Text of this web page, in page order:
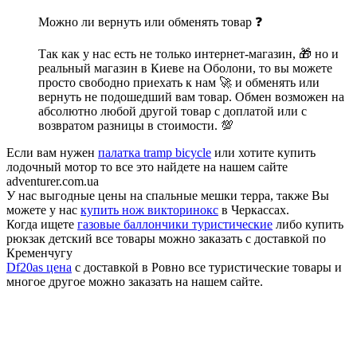
Можно ли вернуть или обменять товар ❓
Так как у нас есть не только интернет-магазин, 🎁 но и
реальный магазин в Киеве на Оболони, то вы можете
просто свободно приехать к нам 🚀 и обменять или
вернуть не подошедший вам товар. Обмен возможен на
абсолютно любой другой товар с доплатой или с
возвратом разницы в стоимости. 💯
Если вам нужен палатка tramp bicycle или хотите купить
лодочный мотор то все это найдете на нашем сайте
adventurer.com.ua
У нас выгодные цены на спальные мешки терра, также Вы
можете у нас купить нож викторинокс в Черкассах.
Когда ищете газовые баллончики туристические либо купить
рюкзак детский все товары можно заказать с доставкой по
Кременчугу
Df20as цена с доставкой в Ровно все туристические товары и
многое другое можно заказать на нашем сайте.